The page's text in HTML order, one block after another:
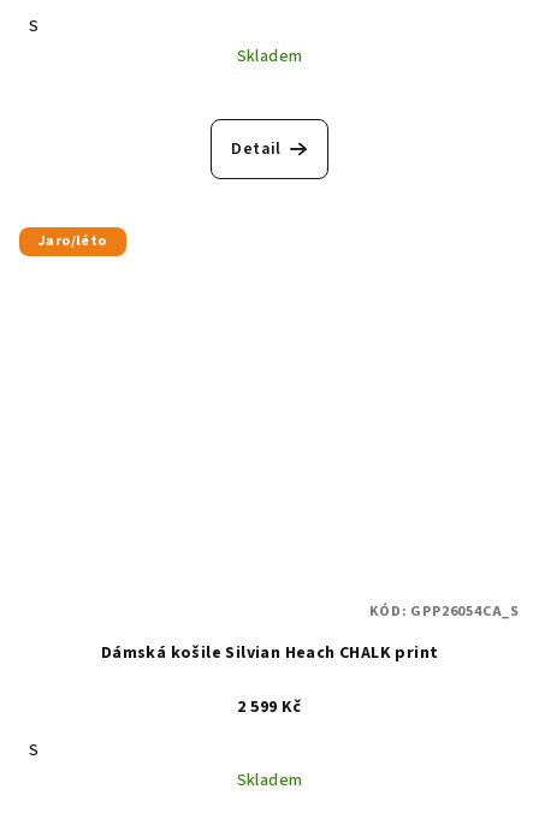
S
Skladem
Detail
Jaro/léto
Dámská košile Silvian Heach CHALK print
2 599 Kč
S
Skladem
KÓD: GPP26054CA_S